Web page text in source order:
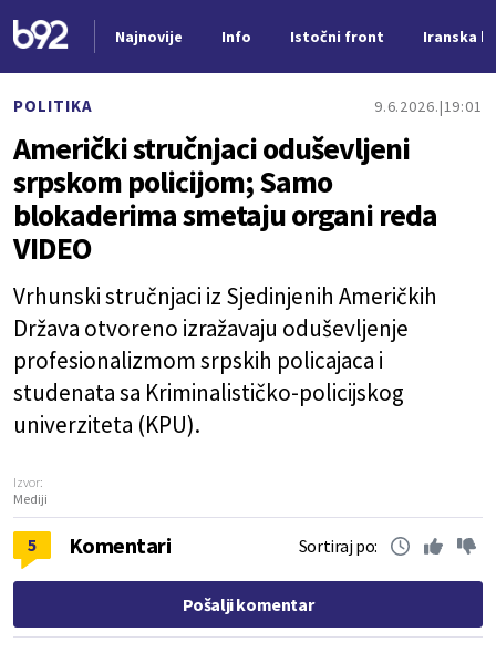
Najnovije Info Istočni front Iranska
POLITIKA 9.6.2026. 19:01
Američki stručnjaci oduševljeni
srpskom policijom; Samo
blokaderima smetaju organi reda
VIDEO
Vrhunski stručnjaci iz Sjedinjenih Američkih
Država otvoreno izražavaju oduševljenje
profesionalizmom srpskih policajaca i
studenata sa Kriminalističko-policijskog
univerziteta (KPU).
Izvor:
Mediji
5 Komentari Sortiraj po:
Pošalji komentar